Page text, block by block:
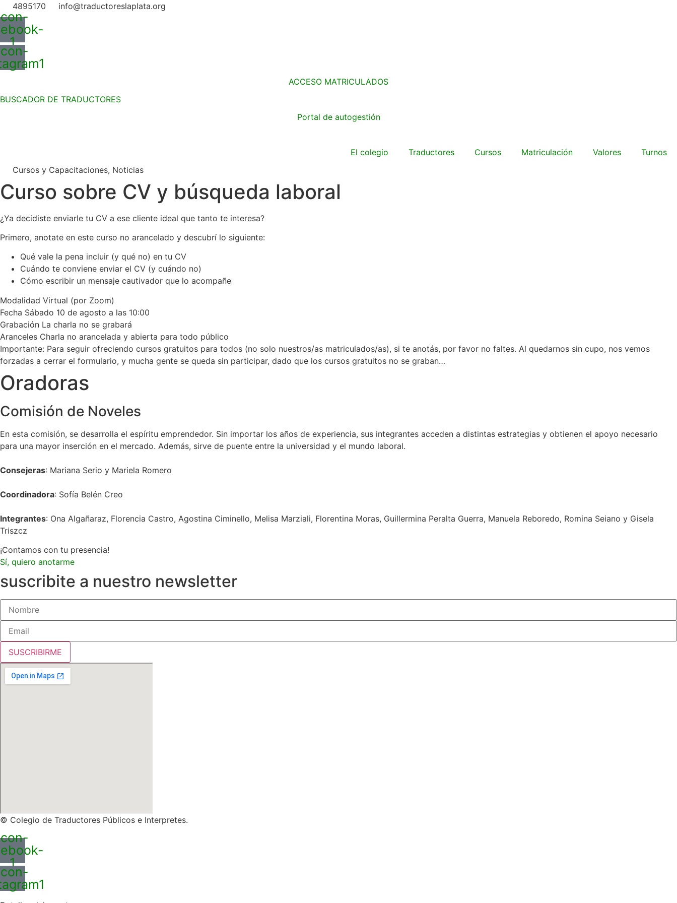
al
contenido
4895170 info@traductoreslaplata.org
1
ACCESO MATRICULADOS
BUSCADOR DE TRADUCTORES
Portal de autogestión
El colegio Traductores Cursos Matriculación Valores
Turnos
Cursos y Capacitaciones, Noticias
Curso sobre CV y búsqueda laboral
¿Ya decidiste enviarle tu CV a ese cliente ideal que tanto te interesa?
Primero, anotate en este curso no arancelado y descubrí lo siguiente:
Qué vale la pena incluir (y qué no) en tu CV
Cuándo te conviene enviar el CV (y cuándo no)
Cómo escribir un mensaje cautivador que lo acompañe
Modalidad Virtual (por Zoom)
Fecha Sábado 10 de agosto a las 10:00
Grabación La charla no se grabará
Aranceles Charla no arancelada y abierta para todo público
Importante: Para seguir ofreciendo cursos gratuitos para todos (no solo nuestros/as matriculados/as), si te anotás, por favor no faltes. Al quedarnos sin cupo, nos vemos
forzadas a cerrar el formulario, y mucha gente se queda sin participar, dado que los cursos gratuitos no se graban…
Oradoras
Comisión de Noveles
En esta comisión, se desarrolla el espíritu emprendedor. Sin importar los años de experiencia, sus integrantes acceden a distintas estrategias y obtienen el apoyo necesario
para una mayor inserción en el mercado. Además, sirve de puente entre la universidad y el mundo laboral.
Consejeras: Mariana Serio y Mariela Romero
Coordinadora: Sofía Belén Creo
Integrantes: Ona Algañaraz, Florencia Castro, Agostina Ciminello, Melisa Marziali, Florentina Moras, Guillermina Peralta Guerra, Manuela Reboredo, Romina Seiano y Gisela
Triszcz
¡Contamos con tu presencia!
Sí, quiero anotarme
suscribite a nuestro newsletter
SUSCRIBIRME
© Colegio de Traductores Públicos e Interpretes.
1